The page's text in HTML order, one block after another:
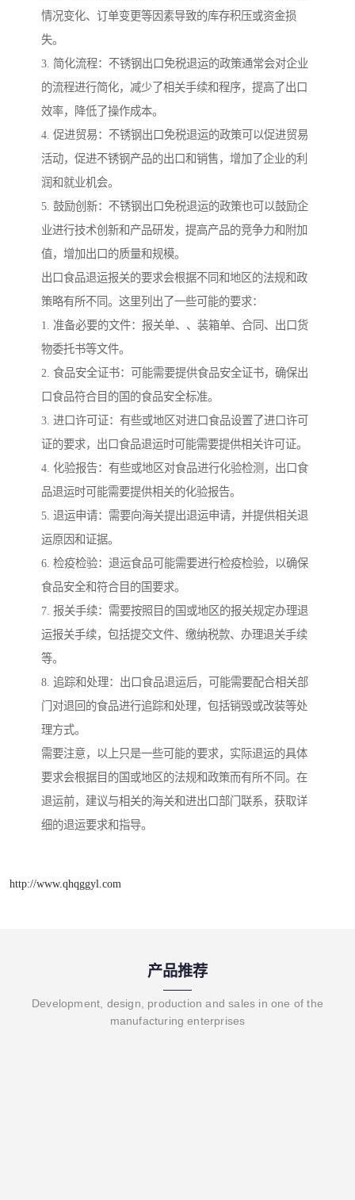
情况变化、订单变更等因素导致的库存积压或资金损
失。
3. 简化流程：不锈钢出口免税退运的政策通常会对企业
的流程进行简化，减少了相关手续和程序，提高了出口
效率，降低了操作成本。
4. 促进贸易：不锈钢出口免税退运的政策可以促进贸易
活动，促进不锈钢产品的出口和销售，增加了企业的利
润和就业机会。
5. 鼓励创新：不锈钢出口免税退运的政策也可以鼓励企
业进行技术创新和产品研发，提高产品的竞争力和附加
值，增加出口的质量和规模。
出口食品退运报关的要求会根据不同和地区的法规和政
策略有所不同。这里列出了一些可能的要求：
1. 准备必要的文件：报关单、、装箱单、合同、出口货
物委托书等文件。
2. 食品安全证书：可能需要提供食品安全证书，确保出
口食品符合目的国的食品安全标准。
3. 进口许可证：有些或地区对进口食品设置了进口许可
证的要求，出口食品退运时可能需要提供相关许可证。
4. 化验报告：有些或地区对食品进行化验检测，出口食
品退运时可能需要提供相关的化验报告。
5. 退运申请：需要向海关提出退运申请，并提供相关退
运原因和证据。
6. 检疫检验：退运食品可能需要进行检疫检验，以确保
食品安全和符合目的国要求。
7. 报关手续：需要按照目的国或地区的报关规定办理退
运报关手续，包括提交文件、缴纳税款、办理退关手续
等。
8. 追踪和处理：出口食品退运后，可能需要配合相关部
门对退回的食品进行追踪和处理，包括销毁或改装等处
理方式。
需要注意，以上只是一些可能的要求，实际退运的具体
要求会根据目的国或地区的法规和政策而有所不同。在
退运前，建议与相关的海关和进出口部门联系，获取详
细的退运要求和指导。
http://www.qhqggyl.com
产品推荐
Development, design, production and sales in one of the
manufacturing enterprises